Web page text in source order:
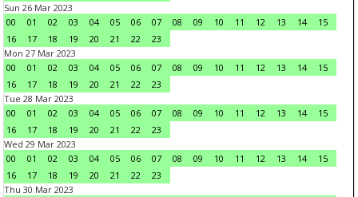
Sun 26 Mar 2023
00
01 02 03 04 05 06 07 08 09 10 11 12 13 14
15
16
17 18 19 20 21 22
23
Mon 27 Mar 2023
00
01 02 03 04 05 06 07 08 09 10 11 12 13 14
15
16
17 18 19 20 21 22
23
Tue 28 Mar 2023
00
01 02 03 04 05 06 07 08 09 10 11 12 13 14
15
16
17 18 19 20 21 22
23
Wed 29 Mar 2023
00
01 02 03 04 05 06 07 08 09 10 11 12 13 14
15
16
17 18 19 20 21 22
23
Thu 30 Mar 2023